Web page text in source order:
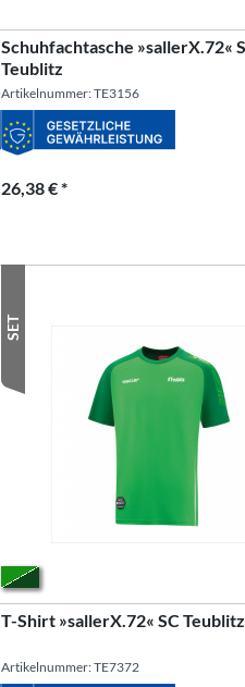
Schuhfachtasche »sallerX.72«
Teublitz
Artikelnummer: TE3156
26,38 € *
SET
T-Shirt »sallerX.72« SC Teublitz
Artikelnummer: TE7372